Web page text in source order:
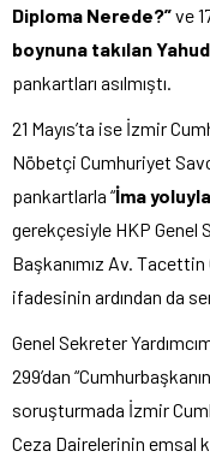
Diploma Nerede?”ve
boynuna takılan
pankartları asılmıştı.
21 Mayıs’ta ise İzmir
Nöbetçi Cumhuriyet
pankartlarla “İma
gerekçesiyle HKP Genel
Başkanımız Av. Tacettin
ifadesinin ardından da
Genel Sekreter
299’dan
soruşturmada İzmir
Ceza Dairelerinin emsal